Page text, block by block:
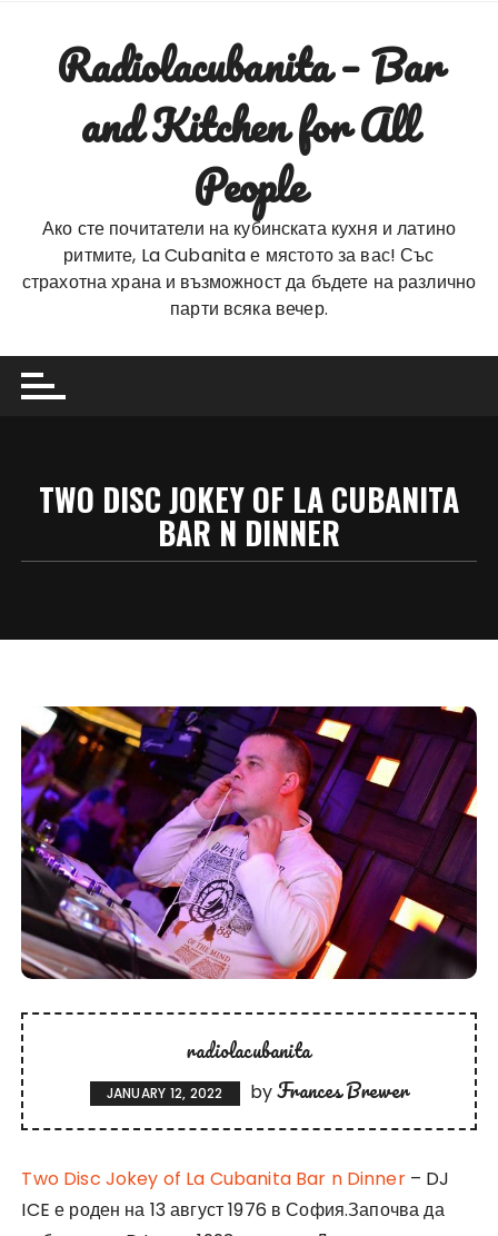
contentRadiolacubanita – Bar
and Kitchen for All
People
Ако сте почитатели на кубинската кухня и латино
ритмите, La Cubanita е мястото за вас! Със
страхотна храна и възможност да бъдете на различно
парти всяка вечер.
TWO DISC JOKEY OF LA CUBANITA
BAR N DINNER
radiolacubanita
JANUARY 12, 2022 byFrances Brewer
Two Disc Jokey of La Cubanita Bar n Dinner– DJ
ICE е роден на 13 август 1976 в София.Започва да